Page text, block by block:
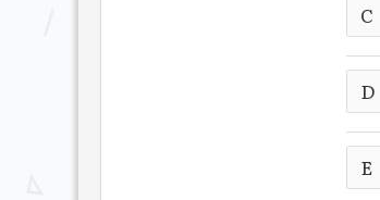
C
D
E